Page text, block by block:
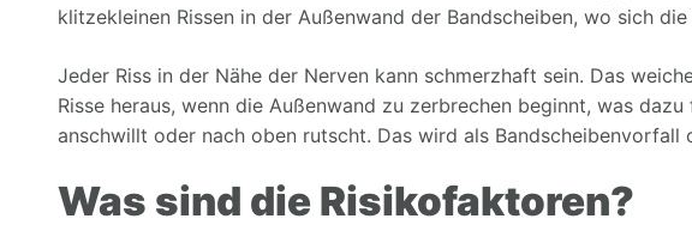
klitzekleinen Rissen in der Außenwand der Bandscheiben, wo sich
Jeder Riss in der Nähe der Nerven kann schmerzhaft sein. Das
Risse heraus, wenn die Außenwand zu zerbrechen beginnt, was
anschwillt oder nach oben rutscht. Das wird als Bandscheibenvorfall
Was sind die Risikofaktoren?